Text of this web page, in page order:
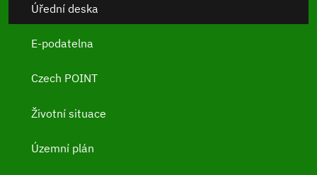
Úřední deska
E-podatelna
Czech POINT
Životní situace
Územní plán